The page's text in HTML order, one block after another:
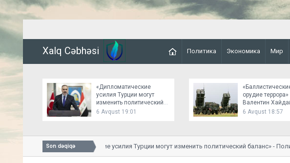
Xalq Cəbhəsi Политика Экономика Мир
«Дипломатические
усилия Турции могут
изменить политический
баланс» - Политолог
6 Avqust 19:01
орудие террора»
Валентин
6 Avqust 18:57
Son dəqiqə
«Дипломатические усилия Турции могут изменить политический баланс» -